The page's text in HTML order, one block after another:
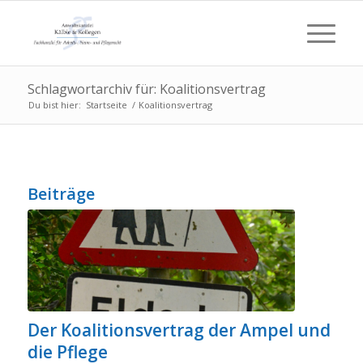
Schlagwortarchiv für: Koalitionsvertrag
Du bist hier: Startseite / Koalitionsvertrag
Beiträge
Der Koalitionsvertrag der Ampel und
die Pflege